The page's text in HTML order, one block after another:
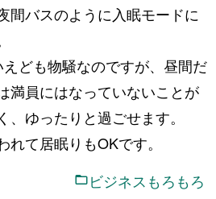
間バスのように入眠モードに
ども物騒なのですが、昼間だ
満員にはなっていないことが
ゆったりと過ごせます。
れて居眠りもOKです。
ビジネスもろもろ